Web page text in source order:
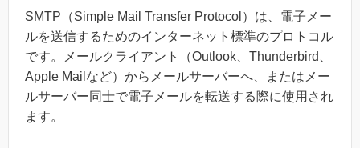
SMTP（Simple Mail Transfer Protocol）は、電子メー
ルを送信するためのインターネット標準のプロトコル
です。メールクライアント（Outlook、Thunderbird、
Apple Mailなど）からメールサーバーへ、またはメー
ルサーバー同士で電子メールを転送する際に使用され
ます。